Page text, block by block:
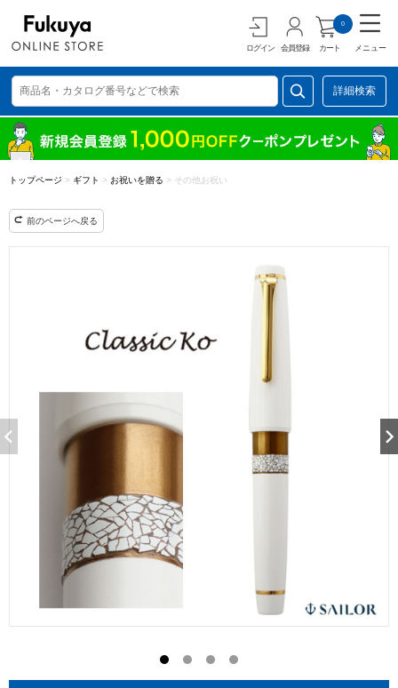
ログイン 会員登録 カート
0
メニュー
詳細検索
トップページ > ギフト > お祝いを贈る > その他お祝い
前のページへ戻る